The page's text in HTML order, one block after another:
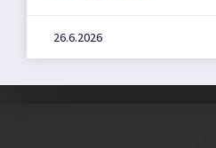
26.6.2026